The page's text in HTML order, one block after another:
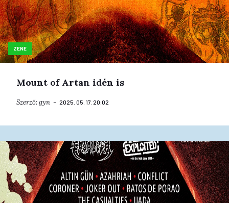
ZENE
Mount of Artan idén is
Szerző:gyn 2025. 05. 17. 20:02